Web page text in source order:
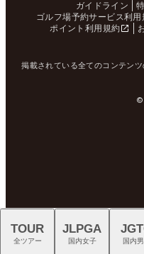
ガイドライン
ゴルフ場予約サービス利用
ポイント利用規約
掲載されている全てのコンテン
©
TOUR
全ツアー
JLPGA
国内女子 国内